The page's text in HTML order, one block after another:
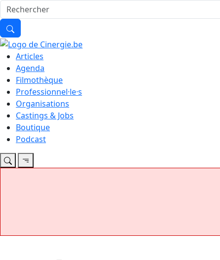
Articles
Agenda
Filmothèque
Professionnel·le·s
Organisations
Castings & Jobs
Boutique
Podcast